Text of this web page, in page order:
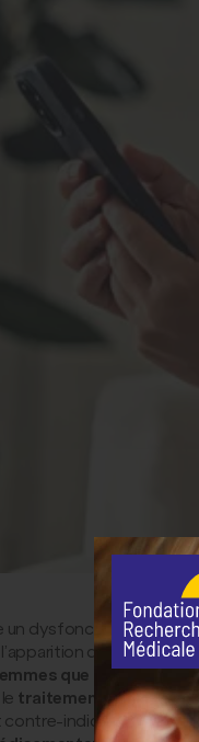
un dysfonctionnement
d’unesurdité
que d’hommes.
traitement de
contre-indiquée ou que